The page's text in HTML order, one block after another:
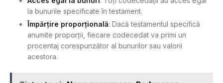
la bunurile specificate în testament.
Împărțire proporțională: Dacă testamentul specifică
anumite proporții, fiecare codecedat va primi un
procentaj corespunzător al bunurilor sau valorii
acestora.